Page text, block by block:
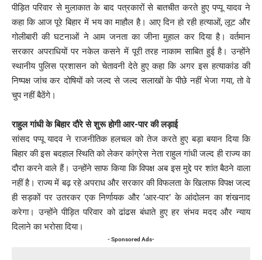
पीड़ित परिवार से मुलाकात के बाद पत्रकारों से बातचीत करते हुए पप्पू यादव ने
कहा कि आज पूरे बिहार में भय का माहौल है। आए दिन हो रही हत्याओं, लूट और
गोलीबारी की घटनाओं ने आम जनता का जीना मुहाल कर दिया है। वर्तमान
सरकार अपराधियों पर नकेल कसने में पूरी तरह नाकाम साबित हुई है। उन्होंने
स्थानीय पुलिस प्रशासन को चेतावनी देते हुए कहा कि अगर इस हत्याकांड की
निष्पक्ष जांच कर दोषियों को जल्द से जल्द सलाखों के पीछे नहीं भेजा गया, तो वे
चुप नहीं बैठेंगे।
राहुल गांधी के बिहार दौरे से शुरू होगी आर-पार की लड़ाई
सांसद पप्पू यादव ने राजनीतिक हलचल को तेज करते हुए बड़ा बयान दिया कि
बिहार की इस बदहाल स्थिति को लेकर कांग्रेस नेता राहुल गांधी जल्द ही राज्य का
दौरा करने वाले हैं। उन्होंने साफ किया कि विपक्ष अब इस मुद्दे पर शांत बैठने वाला
नहीं है। राज्य में बढ़ रहे अपराध और सरकार की विफलता के खिलाफ विपक्ष जल्द
ही सड़कों पर उतरकर एक निर्णायक और ‘आर-पार’ के आंदोलन का शंखनाद
करेगा। उन्होंने पीड़ित परिवार को ढांढस बंधाते हुए हर संभव मदद और न्याय
दिलाने का भरोसा दिया।
- Sponsored Ads-